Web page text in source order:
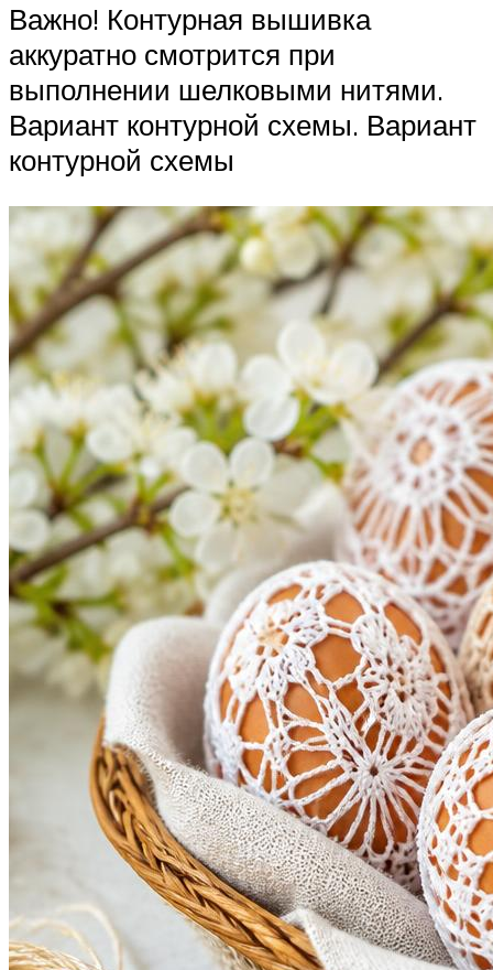
Важно! Контурная вышивка
аккуратно смотрится при
выполнении шелковыми нитями.
Вариант контурной схемы. Вариант
контурной схемы